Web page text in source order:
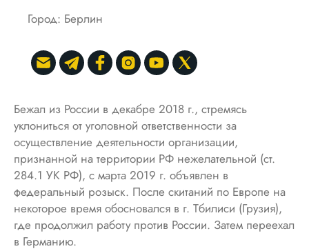
Город: Берлин
Бежал из России в декабре 2018 г., стремясь
уклониться от уголовной ответственности за
осуществление деятельности организации,
признанной на территории РФ нежелательной (ст.
284.1 УК РФ), с марта 2019 г. объявлен в
федеральный розыск. После скитаний по Европе на
некоторое время обосновался в г. Тбилиси (Грузия),
где продолжил работу против России. Затем переехал
в Германию.